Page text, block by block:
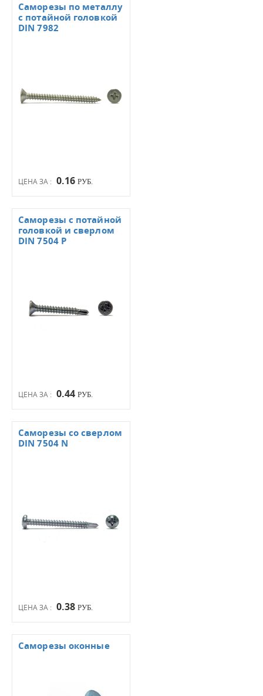
ЦЕНА ЗА : 0.16 РУБ.
Саморезы по металлу
с потайной головкой
DIN 7982
ЦЕНА ЗА : 0.44 РУБ.
Саморезы с потайной
головкой и сверлом
DIN 7504 Р
ЦЕНА ЗА : 0.38 РУБ.
Саморезы со сверлом
DIN 7504 N
Саморезы оконные